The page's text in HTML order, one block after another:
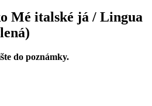
Mé italské já / Lingua
do poznámky.